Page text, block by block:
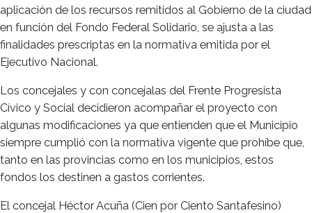
aplicación de los recursos remitidos al Gobierno de la ciudad
en función del Fondo Federal Solidario, se ajusta a las
finalidades prescriptas en la normativa emitida por el
Ejecutivo Nacional.
Los concejales y con concejalas del Frente Progresista
Cívico y Social decidieron acompañar el proyecto con
algunas modificaciones ya que entienden que el Municipio
siempre cumplió con la normativa vigente que prohíbe que,
tanto en las provincias como en los municipios, estos
fondos los destinen a gastos corrientes.
El concejal Héctor Acuña (Cien por Ciento Santafesino)